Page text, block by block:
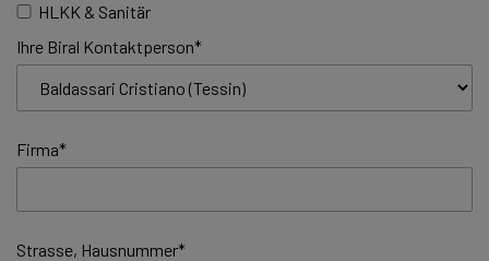
HLKK & Sanitär
Ihre Biral Kontaktperson*
Firma*
Strasse, Hausnummer*